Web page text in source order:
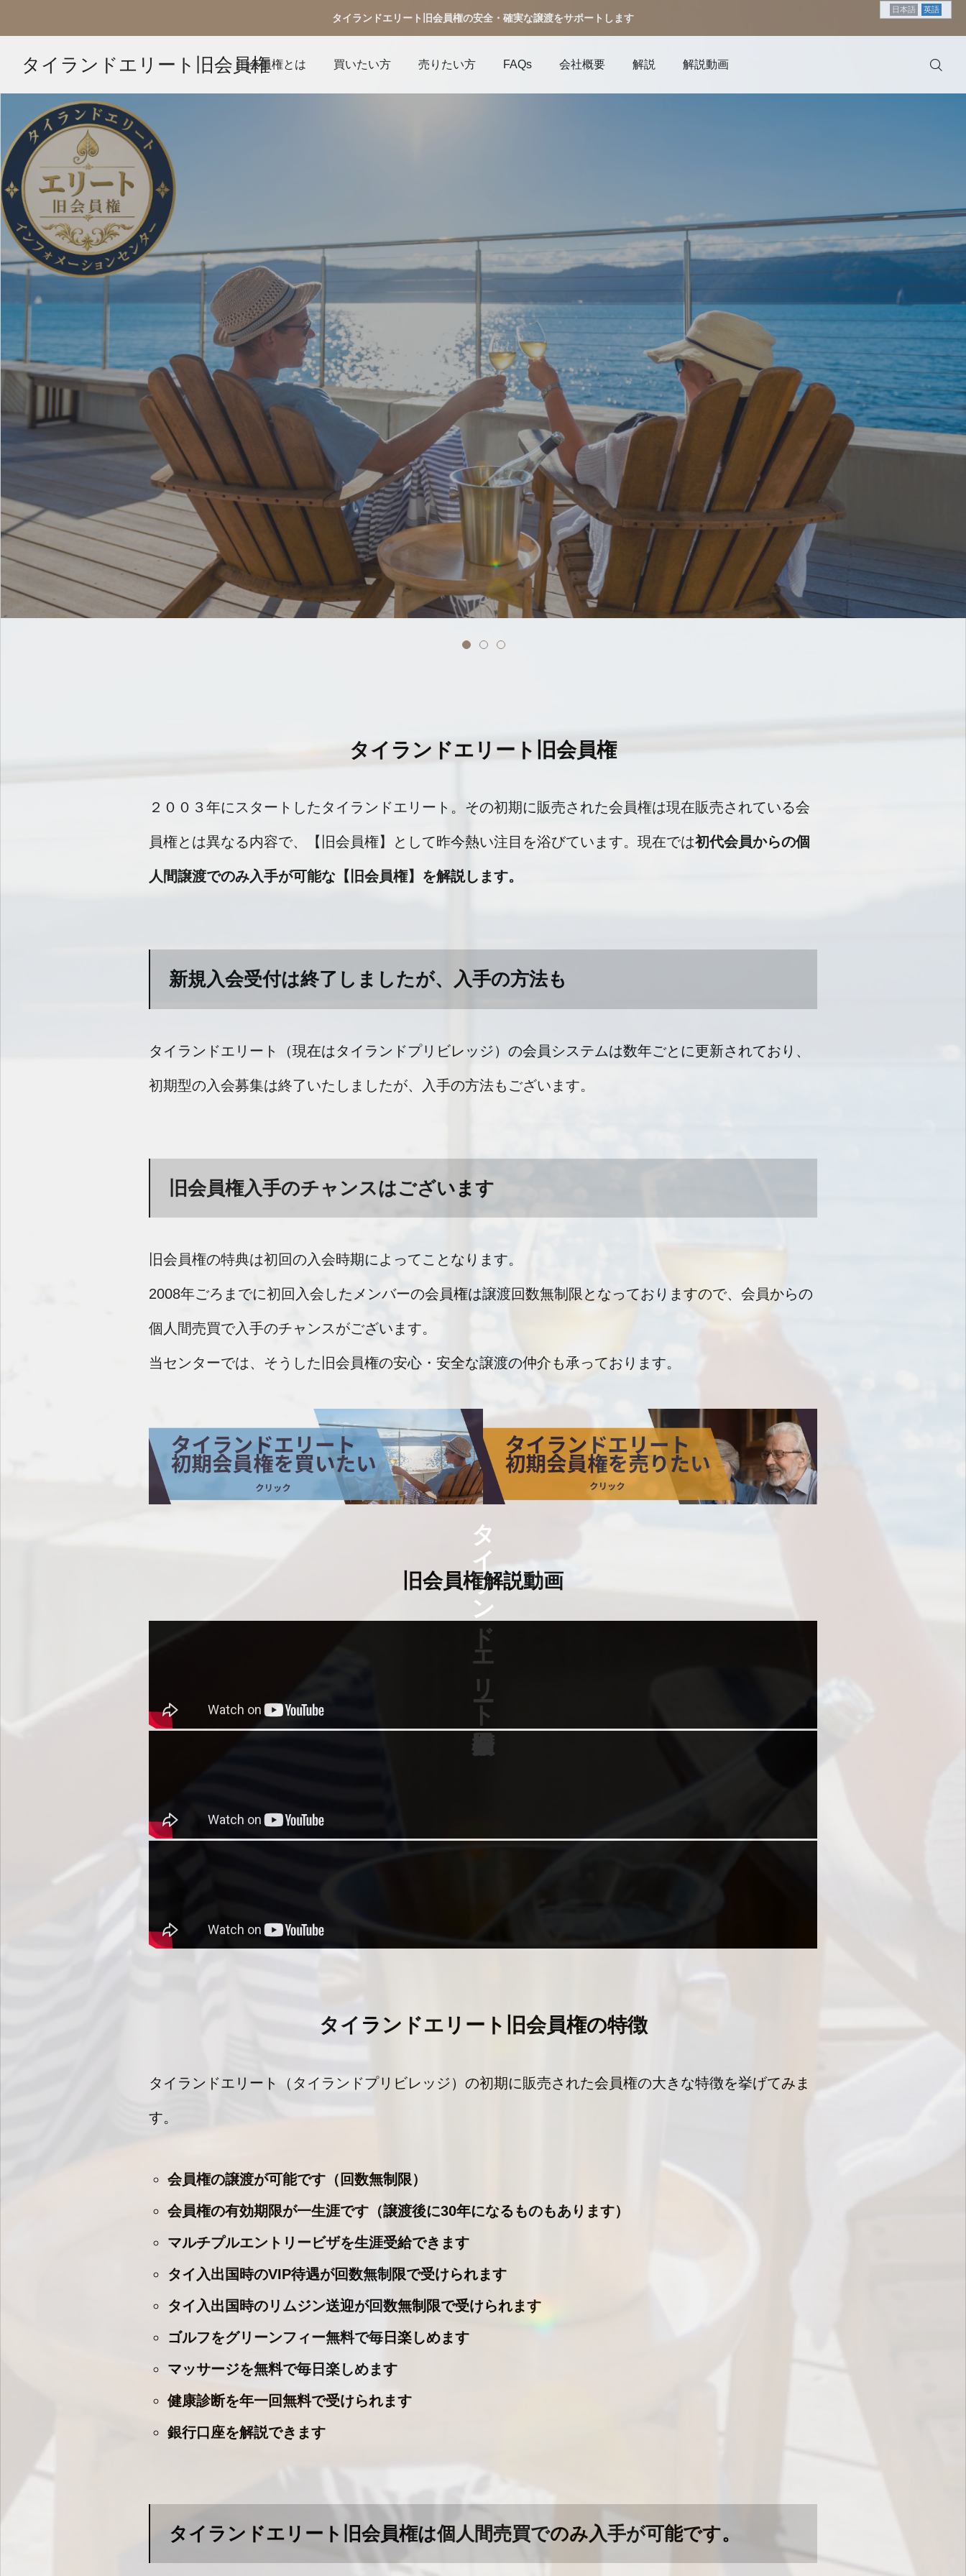
タイランドエリート旧会員権の安全・確実な譲渡をサポートします
タイランドエリート旧会員権旧会員権とは 買いたい方 売りたい方 FAQs 会社概要 解説 解説動画
海外
LINE
タイランドエリート旧会員権の個人間売買をサポートします
タイランドエリート旧会員権
２００３年にスタートしたタイランドエリート。その初期に販売された会員権は現在販売されている会
員権とは異なる内容で、【旧会員権】として昨今熱い注目を浴びています。現在では初代会員からの個
人間譲渡でのみ入手が可能な【旧会員権】を解説します。
新規入会受付は終了しましたが、入手の方法も
タイランドエリート（現在はタイランドプリビレッジ）の会員システムは数年ごとに更新されており、
初期型の入会募集は終了いたしましたが、入手の方法もございます。
旧会員権入手のチャンスはございます
旧会員権の特典は初回の入会時期によってことなります。
2008年ごろまでに初回入会したメンバーの会員権は譲渡回数無制限となっておりますので、会員からの
個人間売買で入手のチャンスがございます。
当センターでは、そうした旧会員権の安心・安全な譲渡の仲介も承っております。
旧会員権解説動画
タイランドエリート旧会員権の特徴
タイランドエリート（タイランドプリビレッジ）の初期に販売された会員権の大きな特徴を挙げてみま
す。
会員権の譲渡が可能です（回数無制限）
会員権の有効期限が一生涯です（譲渡後に30年になるものもあります）
マルチプルエントリービザを生涯受給できます
タイ入出国時のVIP待遇が回数無制限で受けられます
タイ入出国時のリムジン送迎が回数無制限で受けられます
ゴルフをグリーンフィー無料で毎日楽しめます
マッサージを無料で毎日楽しめます
健康診断を年一回無料で受けられます
銀行口座を解説できます
タイランドエリート旧会員権は個人間売買でのみ入手が可能です。
日本語 英語